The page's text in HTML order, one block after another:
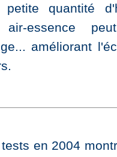
quantité
essence
améliorant
en 2004